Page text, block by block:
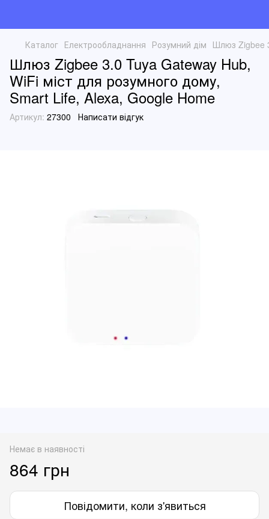
Каталог Електрообладнання Розумний дім Шлюз Zigbee
Шлюз Zigbee 3.0 Tuya Gateway Hub,
WiFi міст для розумного дому,
Smart Life, Alexa, Google Home
Артикул: 27300 Написати відгук
Немає в наявності
864 грн
Повідомити, коли з'явиться